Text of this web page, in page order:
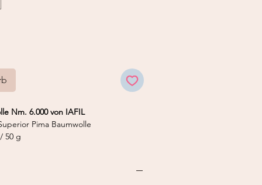
Nm. 6.000 von IAFIL
Pima Baumwolle
50 g